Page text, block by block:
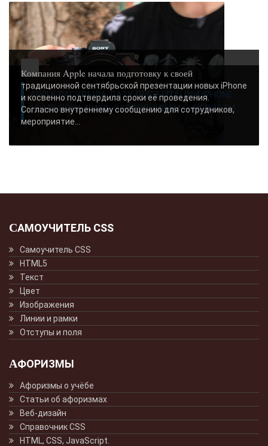
APPLE РАСКРЫЛА ДАТУ ПРЕЗЕНТАЦИИ IPHONE
18, НО ПОКА ЛИШЬ СОТРУДНИКАМ - «НОВОСТИ..
Компания Apple начала подготовку к своей
традиционной сентябрьской презентации новых iPhone
и косвенно подтвердила сроки её проведения.
Согласно внутреннему сообщению для сотрудников,
мероприятие...
САМОУЧИТЕЛЬ CSS
Самоучитель CSS
HTML5
Текст
Цвет
Изображения
Линии и рамки
Отступы и поля
АФОРИЗМЫ
Афоризмы о учёбе
Статьи об афоризмах
Веб-дизайн
Справочник CSS
HTML, CSS, JavaScript.